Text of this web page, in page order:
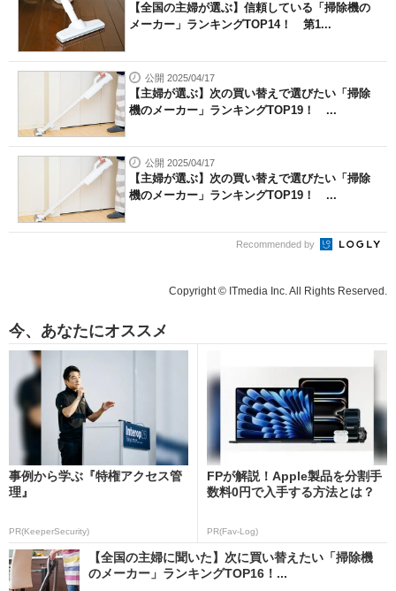
【全国の主婦が選ぶ】信頼している「掃除機の
メーカー」ランキングTOP14！ 第1...
公開 2025/04/17
【主婦が選ぶ】次の買い替えで選びたい「掃除
機のメーカー」ランキングTOP19！ ...
公開 2025/04/17
【主婦が選ぶ】次の買い替えで選びたい「掃除
機のメーカー」ランキングTOP19！ ...
Recommended by
Copyright © ITmedia Inc. All Rights Reserved.
今、あなたにオススメ
事例から学ぶ『特権アクセス管
理』
PR(KeeperSecurity)
FPが解説！Apple製品を分割手
数料0円で入手する方法とは？
PR(Fav-Log)
【全国の主婦に聞いた】次に買い替えたい「掃除機
のメーカー」ランキングTOP16！...